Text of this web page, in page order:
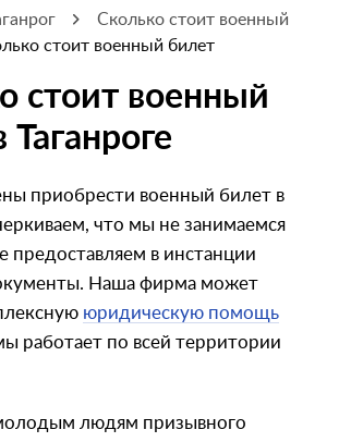
Сколько стоит военный
стоит военный билет
стоит военный
Таганроге
приобрести военный билет в
что мы не занимаемся
предоставляем в инстанции
Наша фирма может
юридическую помощь
работает по всей территории
людям призывного